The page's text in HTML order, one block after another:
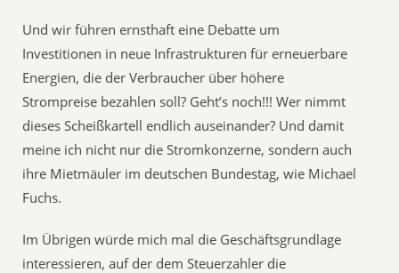
Und wir führen ernsthaft eine Debatte um
Investitionen in neue Infrastrukturen für erneuerbare
Energien, die der Verbraucher über höhere
Strompreise bezahlen soll? Geht’s noch!!! Wer nimmt
dieses Scheißkartell endlich auseinander? Und damit
meine ich nicht nur die Stromkonzerne, sondern auch
ihre Mietmäuler im deutschen Bundestag, wie Michael
Fuchs.
Im Übrigen würde mich mal die Geschäftsgrundlage
interessieren, auf der dem Steuerzahler die